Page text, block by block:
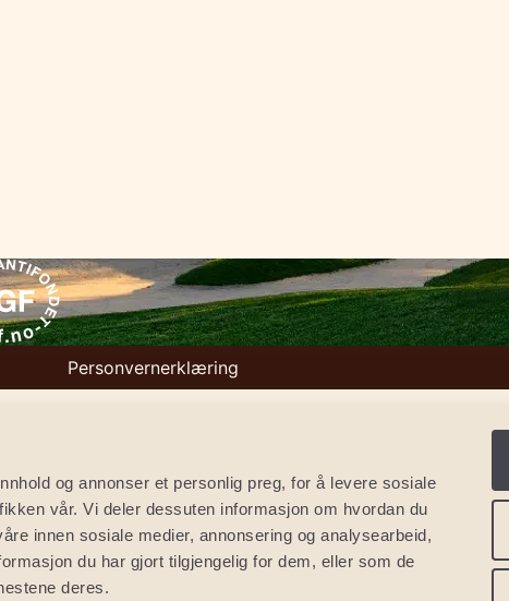
og annonser et personlig preg, for å levere sosiale
vår. Vi deler dessuten informasjon om hvordan du
innen sosiale medier, annonsering og analysearbeid,
du har gjort tilgjengelig for dem, eller som de
deres.
Personvernerklæring